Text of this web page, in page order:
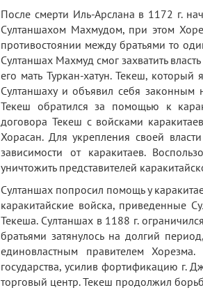
После смерти Иль-Арслана в 1172 г.
Султаншахом Махмудом, при этом
противостоянии между братьями то
Султаншах Махмуд смог захватить
его мать Туркан-хатун. Текеш,
Султаншаху и объявил себя законным
Текеш обратился за помощью к
договора Текеш с войсками
Хорасан. Для укрепления своей
зависимости от каракитаев.
уничтожить представителей
Султаншах попросил помощь у
каракитайские войска, приведенные
Текеша. Султаншах в 1188 г.
братьями затянулось на долгий
единовластным правителем
государства, усилив фортификацию г.
торговый центр. Текеш продолжил